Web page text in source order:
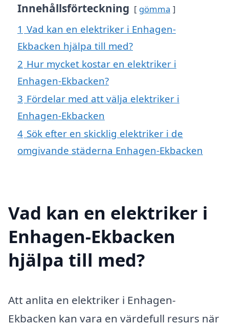
Innehållsförteckning gömma
1 Vad kan en elektriker i Enhagen-
Ekbacken hjälpa till med?
2 Hur mycket kostar en elektriker i
Enhagen-Ekbacken?
3 Fördelar med att välja elektriker i
Enhagen-Ekbacken
4 Sök efter en skicklig elektriker i de
omgivande städerna Enhagen-Ekbacken
Vad kan en elektriker i
Enhagen-Ekbacken
hjälpa till med?
Att anlita en elektriker i Enhagen-
Ekbacken kan vara en värdefull resurs när